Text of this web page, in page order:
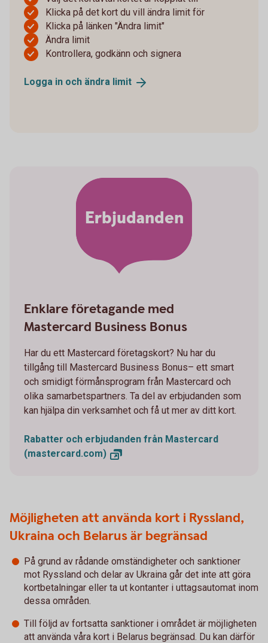
Klicka på det kort du vill ändra limit för
Klicka på länken "Ändra limit"
Ändra limit
Kontrollera, godkänn och signera
Logga in och ändra limit
Erbjudanden
Enklare företagande med
Mastercard Business Bonus
Har du ett Mastercard företagskort? Nu har du
tillgång till Mastercard Business Bonus– ett smart
och smidigt förmånsprogram från Mastercard och
olika samarbetspartners. Ta del av erbjudanden som
kan hjälpa din verksamhet och få ut mer av ditt kort.
Rabatter och erbjudanden från Mastercard
(mastercard.com)
Möjligheten att använda kort i Ryssland,
Ukraina och Belarus är begränsad
På grund av rådande omständigheter och sanktioner
mot Ryssland och delar av Ukraina går det inte att göra
kortbetalningar eller ta ut kontanter i uttagsautomat inom
dessa områden.
Till följd av fortsatta sanktioner i området är möjligheten
att använda våra kort i Belarus begränsad. Du kan därför